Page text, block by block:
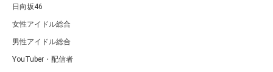
日向坂46
女性アイドル総合
男性アイドル総合
YouTuber・配信者